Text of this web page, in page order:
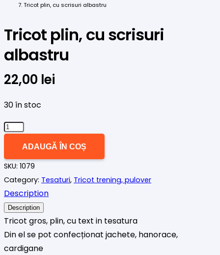
Tricot plin, cu scrisuri albastru
Tricot plin, cu scrisuri
albastru
22,00 lei
30 în stoc
Cantitate
cu
scrisuri
albastru
ADAUGĂ ÎN COȘ
SKU: 1079
Category: Tesaturi, Tricot trening, pulover
Description
Description
Tricot gros, plin, cu text in tesatura
Din el se pot confecționat jachete, hanorace,
cardigane